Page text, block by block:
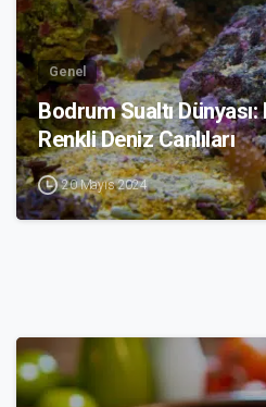
Genel
Bodrum Sualtı
Renkli Deniz Canlıları
20 Mayıs 2024